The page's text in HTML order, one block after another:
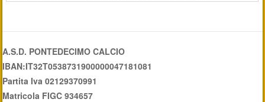
A.S.D. PONTEDECIMO CALCIO
IBAN:IT32T0538731900000047181081
Partita Iva 02129370991
Matricola FIGC 934657